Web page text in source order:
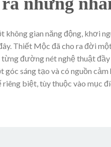
không gian năng động, khơi
Thiết Mộc đã cho ra đời
đường nét nghệ thuật
góc sáng tạo và có nguồn
biệt, tùy thuộc vào mục